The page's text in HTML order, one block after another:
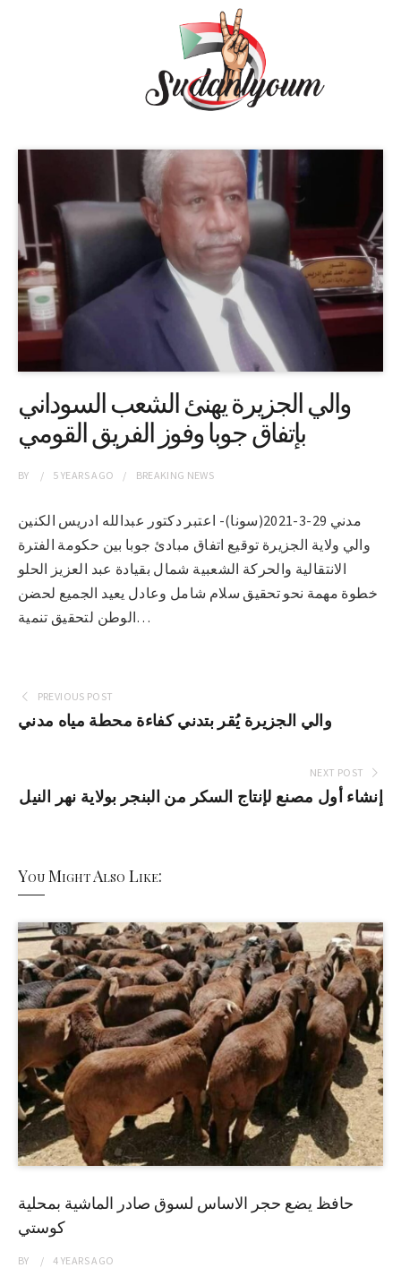
والي الجزيرة يهنئ الشعب السوداني
بإتفاق جوبا وفوز الفريق القومي
BY 5 YEARSAGO BREAKING NEWS
مدني 29-3-2021(سونا)- اعتبر دكتور عبدالله ادريس الكنين
والي ولاية الجزيرة توقيع اتفاق مبادئ جوبا بين حكومة الفترة
الانتقالية والحركة الشعبية شمال بقيادة عبد العزيز الحلو
خطوة مهمة نحو تحقيق سلام شامل وعادل يعيد الجميع لحضن
الوطن لتحقيق تنمية…
PREVIOUS POST
والي الجزيرة يُقر بتدني كفاءة محطة مياه مدني
NEXT POST
إنشاء أول مصنع لإنتاج السكر من البنجر بولاية نهر النيل
You Might Also Like:
حافظ يضع حجر الاساس لسوق صادر الماشية بمحلية
كوستي
BY 4 YEARSAGO